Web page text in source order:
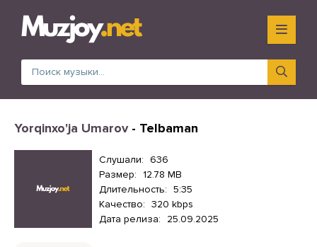
Yorqinxo'ja Umarov- Telbaman
Слушали: 636
Размер: 12.78 MB
Длительность: 5:35
Качество: 320 kbps
Дата релиза:
25.09.2025